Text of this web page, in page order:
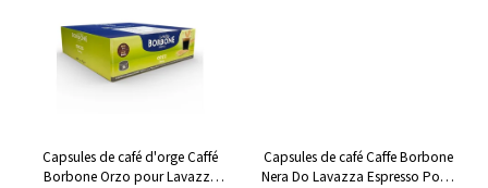
Capsules de café d'orge Caffé
Borbone Orzo pour Lavazza
Capsules de café Caffe Borbone
Nera Do Lavazza Espresso Point